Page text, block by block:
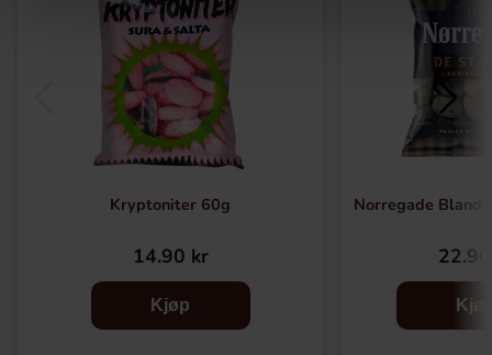
Kryptoniter 60g
14.90 kr
Kjøp
Norregade